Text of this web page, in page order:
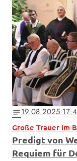
notes19.08.2025
Große Trauer im
Predigt von
Requiem für